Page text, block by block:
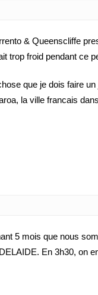
& Queenscliffe
trop froid pendant ce
que je dois faire
la ville francais
5 mois que nous
En 3h30, on